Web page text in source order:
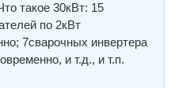
такое 30кВт: 15
по 2кВт
7сварочных инвертера
и т.д., и т.п.